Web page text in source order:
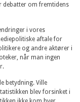
debatter om fremtidens
i vores
aftale for
og andre aktører i
når man ingen
betydning. Ville
blev forsinket i